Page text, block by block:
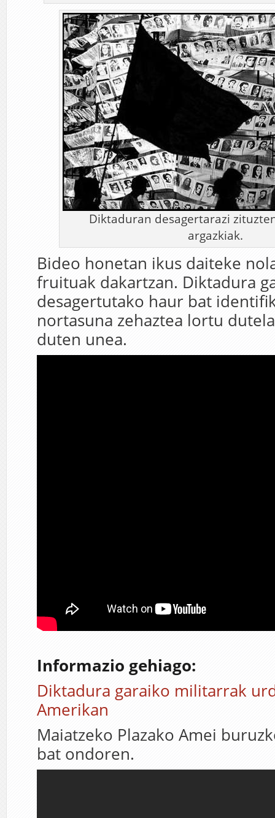
Diktaduran desagertarazi
argazkiak.
Bideo honetan ikus daiteke
fruituak dakartzan. Diktadura
desagertutako haur bat
nortasuna zehaztea lortu
duten unea.
Informazio gehiago:
Diktadura garaiko militarrak
Amerikan
Maiatzeko Plazako Amei
bat ondoren.